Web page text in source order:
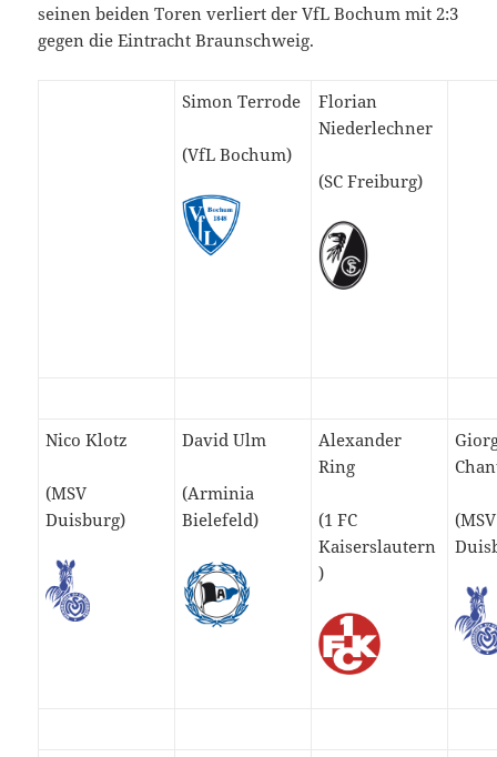
seinen beiden Toren verliert der VfL Bochum mit 2:3
gegen die Eintracht Braunschweig.
Simon Terrode
(VfL Bochum)
Florian
Niederlechner
(SC Freiburg)
Nico Klotz
(MSV
Duisburg)
David Ulm
(Arminia
Bielefeld)
Alexander
Ring
(1 FC
Kaiserslautern
)
(MSV